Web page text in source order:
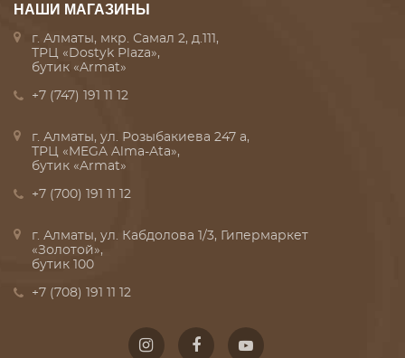
НАШИ МАГАЗИНЫ
г. Алматы, мкр. Самал 2, д.111,
ТРЦ «Dostyk Plaza»,
бутик «Armat»
+7 (747) 191 11 12
г. Алматы, ул. Розыбакиева 247 а,
ТРЦ «MEGA Alma-Ata»,
бутик «Armat»
+7 (700) 191 11 12
г. Алматы, ул. Кабдолова 1/3, Гипермаркет
«Золотой»,
бутик 100
+7 (708) 191 11 12